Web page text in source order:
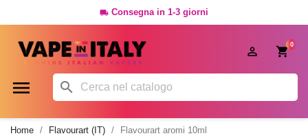
 Consegna in 1-3 giorni
0

 
Home Flavourart (IT) Flavourart aromi 10ml